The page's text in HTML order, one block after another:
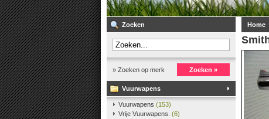
Zoeken
» Zoeken op merk Zoeken »
Vuurwapens
Vuurwapens (153)
Vrije Vuurwapens. (6)
Home